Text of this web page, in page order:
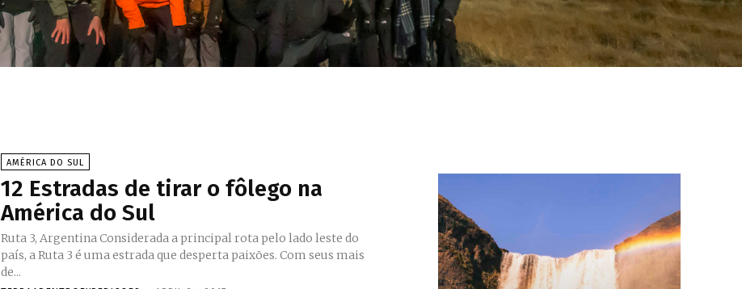
AMÉRICA DO SUL
12 Estradas de tirar o fôlego na
América do Sul
Ruta 3, Argentina Considerada a principal rota pelo lado leste do
país, a Ruta 3 é uma estrada que desperta paixões. Com seus mais
de...